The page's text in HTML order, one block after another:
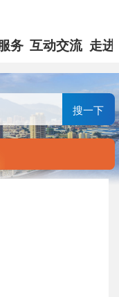
务 互动交流 走进
搜一下